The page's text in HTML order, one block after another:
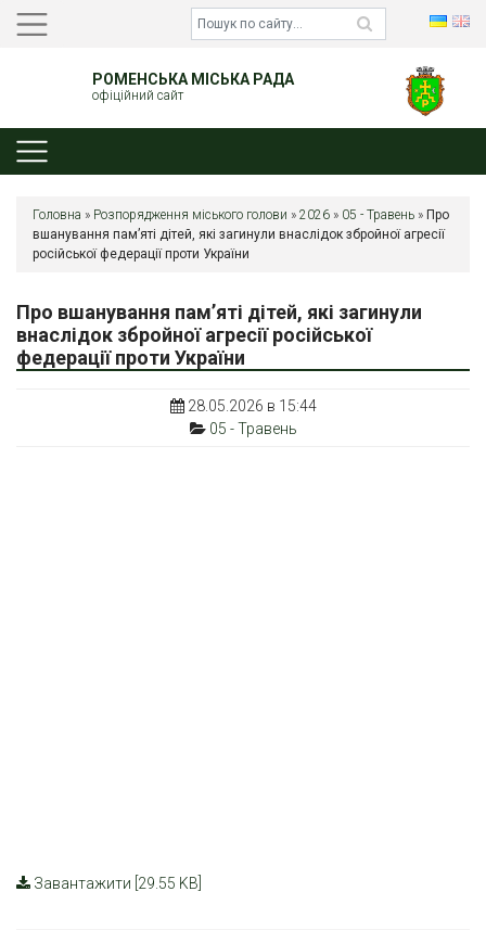
РОМЕНСЬКА МІСЬКА РАДА
офіційний сайт
Головна » Розпорядження міського голови » 2026 » 05 - Травень » Про
вшанування пам’яті дітей, які загинули внаслідок збройної агресії
російської федерації проти України
Про вшанування пам’яті дітей, які загинули
внаслідок збройної агресії російської
федерації проти України
28.05.2026 в 15:44
05 - Травень
Завантажити [29.55 KB]